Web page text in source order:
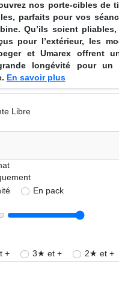
nos porte-cibles de
parfaits pour vos
Qu’ils soient
pour l’extérieur, les
et Umarex offrent
longévité pour un
En savoir plus
Libre
En pack
+ 3★ et + 2★ et +